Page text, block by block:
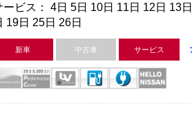
ービス： 4日 5日 10日 11日 12日 13
19日 25日 26日
新車 中古車 サービス